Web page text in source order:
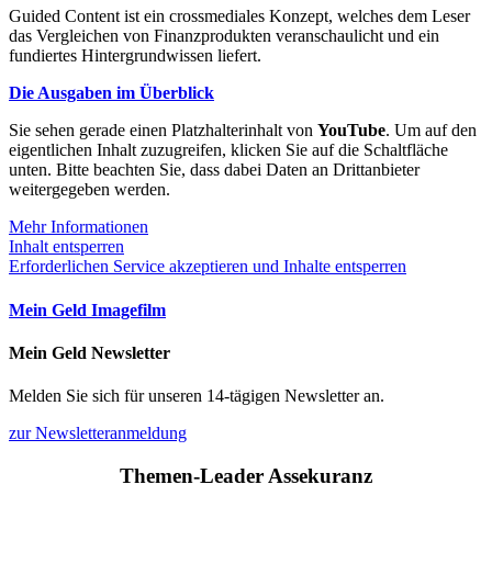
Guided Content ist ein crossmediales Konzept, welches dem Leser
das Vergleichen von Finanzprodukten veranschaulicht und ein
fundiertes Hintergrundwissen liefert.
Die Ausgaben im Überblick
Sie sehen gerade einen Platzhalterinhalt von YouTube. Um auf den
eigentlichen Inhalt zuzugreifen, klicken Sie auf die Schaltfläche
unten. Bitte beachten Sie, dass dabei Daten an Drittanbieter
weitergegeben werden.
Mehr Informationen
Inhalt entsperren
Erforderlichen Service akzeptieren und Inhalte entsperren
Mein Geld Imagefilm
Mein Geld Newsletter
Melden Sie sich für unseren 14-tägigen Newsletter an.
zur Newsletteranmeldung
Themen-Leader Assekuranz